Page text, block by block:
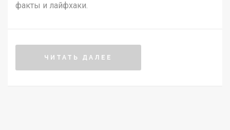
факты и лайфхаки.
ЧИТАТЬ ДАЛЕЕ